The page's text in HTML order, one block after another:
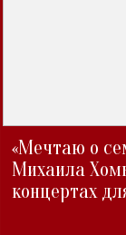
«Мечтаю о
Михаила
концертах